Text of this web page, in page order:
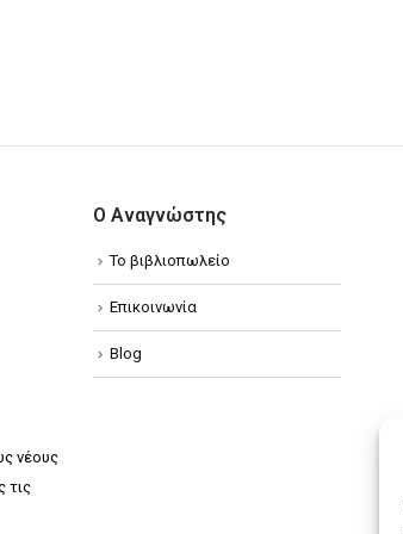
νέους
τις
Ο Αναγνώστης
Το βιβλιοπωλείο
Επικοινωνία
Blog